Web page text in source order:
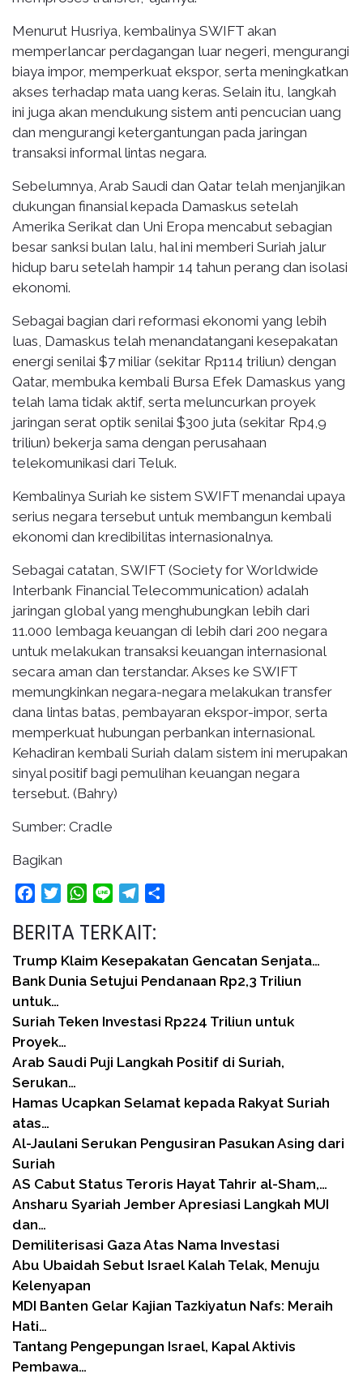
Menurut Husriya, kembalinya SWIFT akan
memperlancar perdagangan luar negeri, mengurangi
biaya impor, memperkuat ekspor, serta meningkatkan
akses terhadap mata uang keras. Selain itu, langkah
ini juga akan mendukung sistem anti pencucian uang
dan mengurangi ketergantungan pada jaringan
transaksi informal lintas negara.
Sebelumnya, Arab Saudi dan Qatar telah menjanjikan
dukungan finansial kepada Damaskus setelah
Amerika Serikat dan Uni Eropa mencabut sebagian
besar sanksi bulan lalu, hal ini memberi Suriah jalur
hidup baru setelah hampir 14 tahun perang dan isolasi
ekonomi.
Sebagai bagian dari reformasi ekonomi yang lebih
luas, Damaskus telah menandatangani kesepakatan
energi senilai $7 miliar (sekitar Rp114 triliun) dengan
Qatar, membuka kembali Bursa Efek Damaskus yang
telah lama tidak aktif, serta meluncurkan proyek
jaringan serat optik senilai $300 juta (sekitar Rp4,9
triliun) bekerja sama dengan perusahaan
telekomunikasi dari Teluk.
Kembalinya Suriah ke sistem SWIFT menandai upaya
serius negara tersebut untuk membangun kembali
ekonomi dan kredibilitas internasionalnya.
Sebagai catatan, SWIFT (Society for Worldwide
Interbank Financial Telecommunication) adalah
jaringan global yang menghubungkan lebih dari
11.000 lembaga keuangan di lebih dari 200 negara
untuk melakukan transaksi keuangan internasional
secara aman dan terstandar. Akses ke SWIFT
memungkinkan negara-negara melakukan transfer
dana lintas batas, pembayaran ekspor-impor, serta
memperkuat hubungan perbankan internasional.
Kehadiran kembali Suriah dalam sistem ini merupakan
sinyal positif bagi pemulihan keuangan negara
tersebut. (Bahry)
Sumber: Cradle
Bagikan
FacebookTwitterWhatsApp
Line Telegram
BERITA TERKAIT:
Trump Klaim Kesepakatan Gencatan Senjata…
Bank Dunia Setujui Pendanaan Rp2,3 Triliun
untuk…
Suriah Teken Investasi Rp224 Triliun untuk
Proyek…
Arab Saudi Puji Langkah Positif di Suriah,
Serukan…
Hamas Ucapkan Selamat kepada Rakyat Suriah
atas…
Al-Jaulani Serukan Pengusiran Pasukan Asing dari
Suriah
AS Cabut Status Teroris Hayat Tahrir al-Sham,…
Ansharu Syariah Jember Apresiasi Langkah MUI
dan…
Demiliterisasi Gaza Atas Nama Investasi
Abu Ubaidah Sebut Israel Kalah Telak, Menuju
Kelenyapan
MDI Banten Gelar Kajian Tazkiyatun Nafs: Meraih
Hati…
Tantang Pengepungan Israel, Kapal Aktivis
Pembawa…